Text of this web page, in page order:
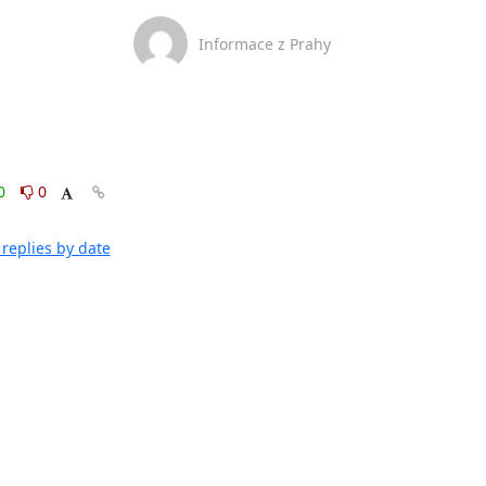
0
by date
Informace z Prahy